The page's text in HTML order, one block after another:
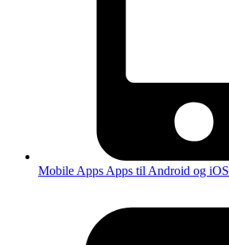
Mobile Apps Apps til Android og iOS